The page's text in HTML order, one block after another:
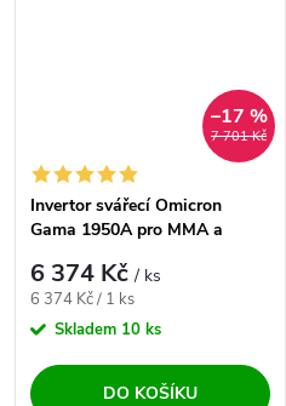
7 701 Kč
–17 %
Invertor svářecí Omicron
Gama 1950A pro MMA a
6 374 Kč/ ks
Měrná cena:
6 374 Kč / 1 ks
Skladem 10 ks
DO KOŠÍKU